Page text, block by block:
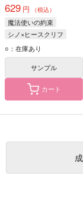
629 円 （税込）
魔法使いの約束
シノ×ヒースクリフ
シノ
ヒースクリフ
○：在庫あり
サンプル
カート